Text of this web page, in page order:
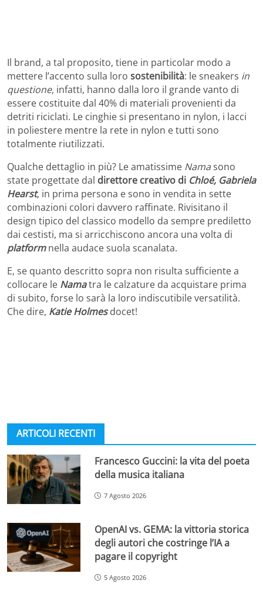
Il brand, a tal proposito, tiene in particolar modo a
mettere l’accento sulla loro sostenibilità: le sneakers in
questione, infatti, hanno dalla loro il grande vanto di
essere costituite dal 40% di materiali provenienti da
detriti riciclati. Le cinghie si presentano in nylon, i lacci
in poliestere mentre la rete in nylon e tutti sono
totalmente riutilizzati.
Qualche dettaglio in più? Le amatissime Namasono
state progettate dal direttore creativo di Chloé, Gabriela
Hearst, in prima persona e sono in vendita in sette
combinazioni colori davvero raffinate. Rivisitano il
design tipico del classico modello da sempre prediletto
dai cestisti, ma si arricchiscono ancora una volta di
platformnella audace suola scanalata.
E, se quanto descritto sopra non risulta sufficiente a
collocare le Namatra le calzature da acquistare prima
di subito, forse lo sarà la loro indiscutibile versatilità.
Che dire, Katie Holmes docet!
ARTICOLI RECENTI
Francesco Guccini: la vita del poeta
della musica italiana
7 Agosto 2026
OpenAI vs. GEMA: la vittoria storica
degli autori che costringe l’IA a
pagare il copyright
5 Agosto 2026